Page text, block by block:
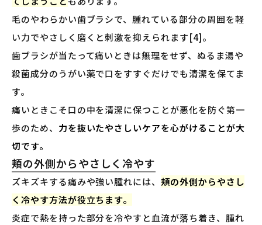
毛のやわらかい歯ブラシで、腫れている部分の周囲を軽
い力でやさしく磨くと刺激を抑えられます[4]。
歯ブラシが当たって痛いときは無理をせず、ぬるま湯や
殺菌成分のうがい薬で口をすすぐだけでも清潔を保てま
す。
痛いときこそ口の中を清潔に保つことが悪化を防ぐ第一
歩のため、 力を抜いたやさしいケアを心がけることが大
切です。
頬の外側からやさしく冷やす
ズキズキする痛みや強い腫れには、 頬の外側からやさし
く冷やす方法が役立ちます。
炎症で熱を持った部分を冷やすと血流が落ち着き、腫れ